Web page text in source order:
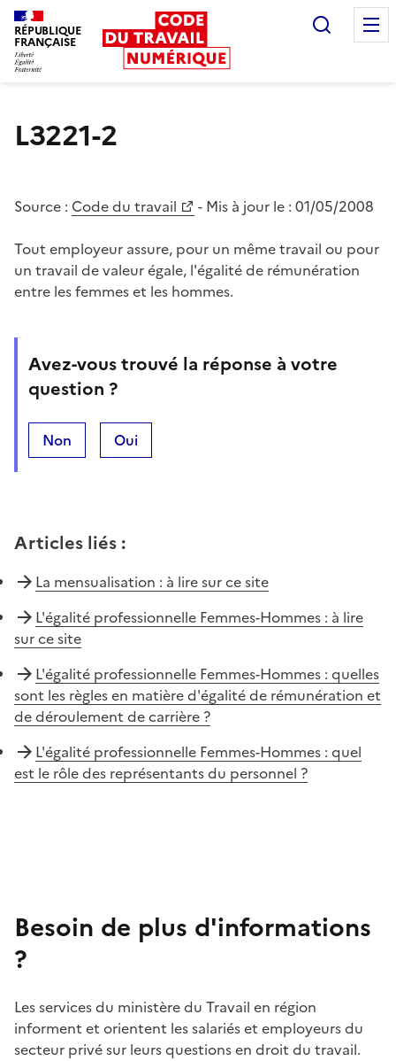
RÉPUBLIQUE
FRANÇAISE
L3221-2
Source : Code du travail - Mis à jour le : 01/05/2008
Tout employeur assure, pour un même travail ou pour
un travail de valeur égale, l'égalité de rémunération
entre les femmes et les hommes.
Avez-vous trouvé la réponse à votre
question ?
Non Oui
Articles liés :
La mensualisation : à lire sur ce site
L'égalité professionnelle Femmes-Hommes : à lire
sur ce site
L'égalité professionnelle Femmes-Hommes : quelles
sont les règles en matière d'égalité de rémunération et
de déroulement de carrière ?
L'égalité professionnelle Femmes-Hommes : quel
est le rôle des représentants du personnel ?
Besoin de plus d'informations
?
Les services du ministère du Travail en région
informent et orientent les salariés et employeurs du
secteur privé sur leurs questions en droit du travail.